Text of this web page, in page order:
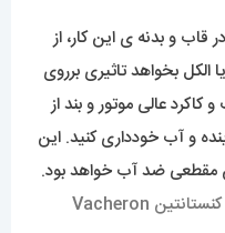
قاب و بدنه ی این کار، از
الکل بخواهد تاثیری برروی
کاکرد عالی موتور و بند از
و آب خودداری کنید. این
ضد آب خواهد بود.